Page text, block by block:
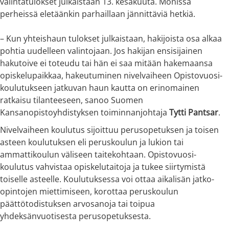
perheissä eletäänkin parhaillaan jännittäviä hetkiä.
– Kun yhteishaun tulokset julkaistaan, hakijoista osa alkaa
pohtia uudelleen valintojaan. Jos hakijan ensisijainen
hakutoive ei toteudu tai hän ei saa mitään hakemaansa
opiskelupaikkaa, hakeutuminen nivelvaiheen Opistovuosi-
koulutukseen jatkuvan haun kautta on erinomainen
ratkaisu tilanteeseen, sanoo Suomen
Kansanopistoyhdistyksen toiminnanjohtaja Tytti Pantsar.
Nivelvaiheen koulutus sijoittuu perusopetuksen ja toisen
asteen koulutuksen eli peruskoulun ja lukion tai
ammattikoulun väliseen taitekohtaan. Opistovuosi-
koulutus vahvistaa opiskelutaitoja ja tukee siirtymistä
toiselle asteelle. Koulutuksessa voi ottaa aikalisän jatko-
opintojen miettimiseen, korottaa peruskoulun
päättötodistuksen arvosanoja tai toipua
yhdeksänvuotisesta perusopetuksesta.